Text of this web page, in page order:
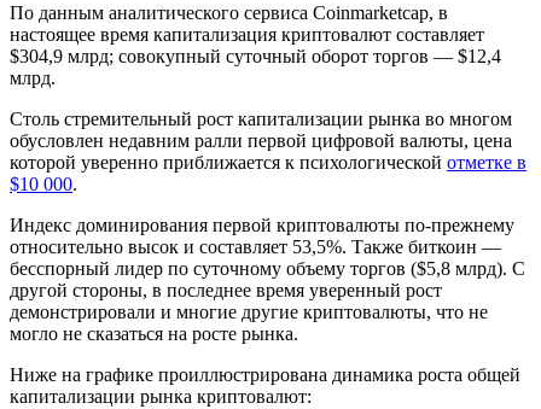
По данным аналитического сервиса Coinmarketcap, в
настоящее время капитализация криптовалют составляет
$304,9 млрд; совокупный суточный оборот торгов — $12,4
млрд.
Столь стремительный рост капитализации рынка во многом
обусловлен недавним ралли первой цифровой валюты, цена
которой уверенно приближается к психологической отметке в
$10 000.
Индекс доминирования первой криптовалюты по-прежнему
относительно высок и составляет 53,5%. Также биткоин —
бесспорный лидер по суточному объему торгов ($5,8 млрд). С
другой стороны, в последнее время уверенный рост
демонстрировали и многие другие криптовалюты, что не
могло не сказаться на росте рынка.
Ниже на графике проиллюстрирована динамика роста общей
капитализации рынка криптовалют: